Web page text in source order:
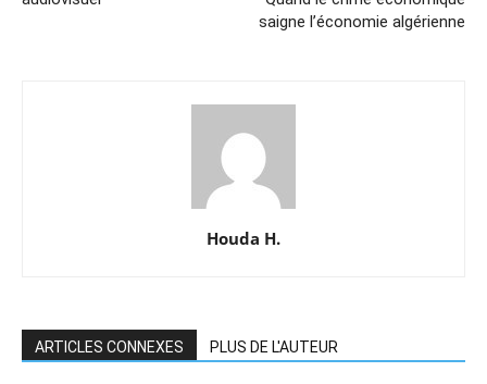
saigne l’économie algérienne
Houda H.
ARTICLES CONNEXES PLUS DE L'AUTEUR